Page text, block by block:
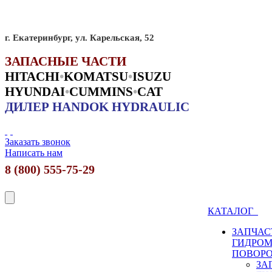
г. Екатеринбург, ул. Карельская, 52
ЗАПАСНЫЕ ЧАСТИ
HITACHI•KOMATSU•ISUZU
HYUNDAI•CUMMINS•CAT
ДИЛЕР HANDOK HYDRAULIC
Заказать звонок
Написать нам
8 (800) 555-75-29
КАТАЛОГ